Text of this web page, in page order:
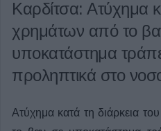
Καρδίτσα: Ατύχημα
χρημάτων από το
υποκατάστημα
προληπτικά στο
Ατύχημα κατά τη διάρκεια